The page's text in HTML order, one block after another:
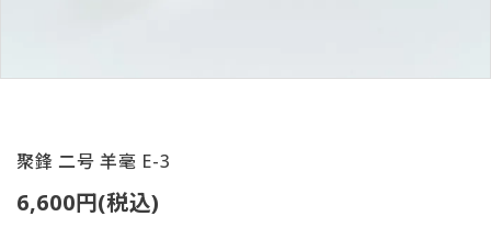
私たちについて
プライバシーポリシー
聚鋒 二号 羊毫 E-3
6,600円(税込)